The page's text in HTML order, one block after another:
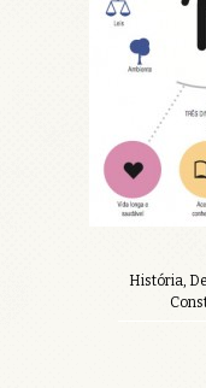
História,